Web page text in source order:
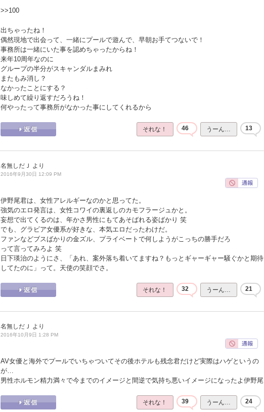
>>100
出ちゃったね！
偶然現地で出会って、一緒にプールで遊んで、早朝お手てつないで！
事務所は一緒にいた事を認めちゃったからね！
来年10周年なのに
グループの半分がスキャンダルまみれ
またもみ消し？
なかったことにする？
味しめて繰り返すだろうね！
何やったって事務所がなかった事にしてくれるから
それな！ 46 うーん… 13
名無しだＪ より
2016年9月30日 12:09 PM
伊野尾君は、女性アレルギーなのかと思ってた。
強気のエロ発言は、女性コワイの裏返しのカモフラージュかと。
妄想で出てくるのは、年かさ男性にもてあそばれる姿ばかり 笑
でも、グラビア女優系が好きな、本気エロだったわけだ。
ファンなどブスばかりの金ズル、プライベートで何しようがこっちの勝手だろ
って言ってみろよ 笑
日下瑛治のようにさ、「あれ、案外落ち着いてますね？もっとギャーギャー騒ぐかと期待
してたのに」って。天使の笑顔でさ。
それな！ 32 うーん… 21
名無しだＪ より
2016年10月9日 1:28 PM
AV女優と海外でプールでいちゃついてその後ホテルも残念君だけど実際はハゲというの
が…
男性ホルモン精力満々で今までのイメージと間逆で気持ち悪いイメージになったよ伊野尾
それな！ 39 うーん… 24